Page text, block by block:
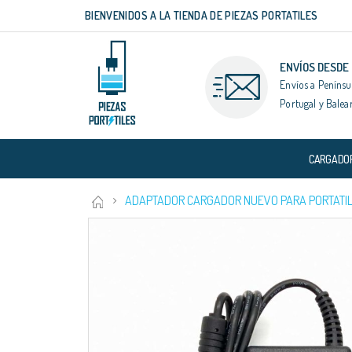
contenido
BIENVENIDOS A LA TIENDA DE PIEZAS PORTATILES
ENVÍOS
Envíos a
Portugal y
ADAPTADOR CARGADOR NUEVO PARA